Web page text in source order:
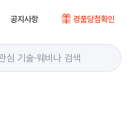
공지사항 경품당첨확인